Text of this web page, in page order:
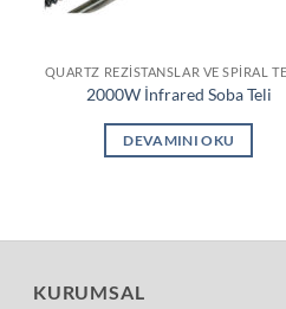
2000W İnfrared Soba Teli
DEVAMINI OKU
KURUMSAL